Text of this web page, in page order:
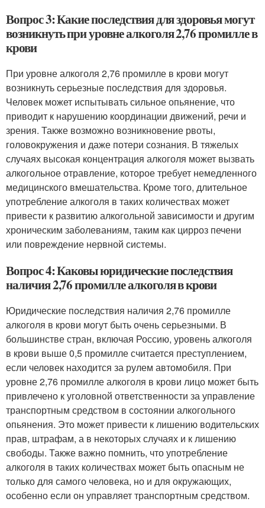
Вопрос 3: Какие последствия для здоровья могут
возникнуть при уровне алкоголя 2,76 промилле в
крови
При уровне алкоголя 2,76 промилле в крови могут
возникнуть серьезные последствия для здоровья.
Человек может испытывать сильное опьянение, что
приводит к нарушению координации движений, речи и
зрения. Также возможно возникновение рвоты,
головокружения и даже потери сознания. В тяжелых
случаях высокая концентрация алкоголя может вызвать
алкогольное отравление, которое требует немедленного
медицинского вмешательства. Кроме того, длительное
употребление алкоголя в таких количествах может
привести к развитию алкогольной зависимости и другим
хроническим заболеваниям, таким как цирроз печени
или повреждение нервной системы.
Вопрос 4: Каковы юридические последствия
наличия 2,76 промилле алкоголя в крови
Юридические последствия наличия 2,76 промилле
алкоголя в крови могут быть очень серьезными. В
большинстве стран, включая Россию, уровень алкоголя
в крови выше 0,5 промилле считается преступлением,
если человек находится за рулем автомобиля. При
уровне 2,76 промилле алкоголя в крови лицо может быть
привлечено к уголовной ответственности за управление
транспортным средством в состоянии алкогольного
опьянения. Это может привести к лишению водительских
прав, штрафам, а в некоторых случаях и к лишению
свободы. Также важно помнить, что употребление
алкоголя в таких количествах может быть опасным не
только для самого человека, но и для окружающих,
особенно если он управляет транспортным средством.